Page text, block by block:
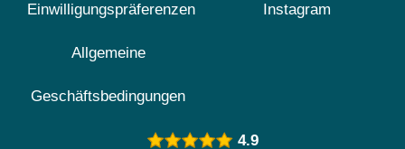
Einwilligungspräferenzen
Allgemeine
Geschäftsbedingungen
Instagram
4.9